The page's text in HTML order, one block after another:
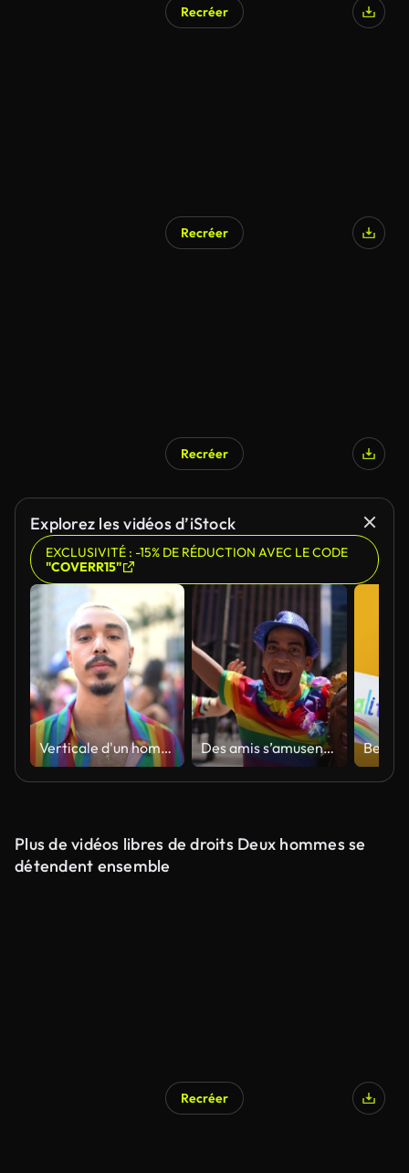
Recréer
Recréer
Recréer
Explorez les vidéos d’iStock
EXCLUSIVITÉ : -15% DE RÉDUCTION AVEC LE CODE
"COVERR15"
Verticale d'un homme pendant le défilé LGBTQI Des amis s’amusent au carnaval de rue
Plus de vidéos libres de droits Deux hommes se
détendent ensemble
Recréer